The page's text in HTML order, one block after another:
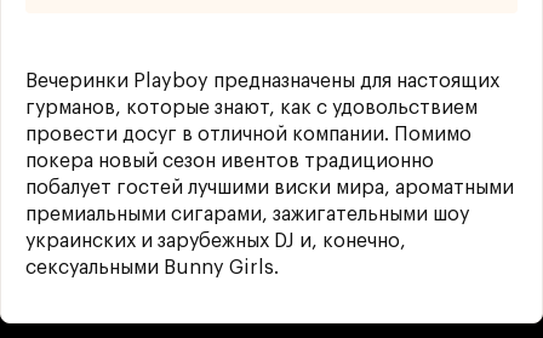
Вечеринки Playboy предназначены для настоящих
гурманов, которые знают, как с удовольствием
провести досуг в отличной компании. Помимо
покера новый сезон ивентов традиционно
побалует гостей лучшими виски мира, ароматными
премиальными сигарами, зажигательными шоу
украинских и зарубежных DJ и, конечно,
сексуальными Bunny Girls.